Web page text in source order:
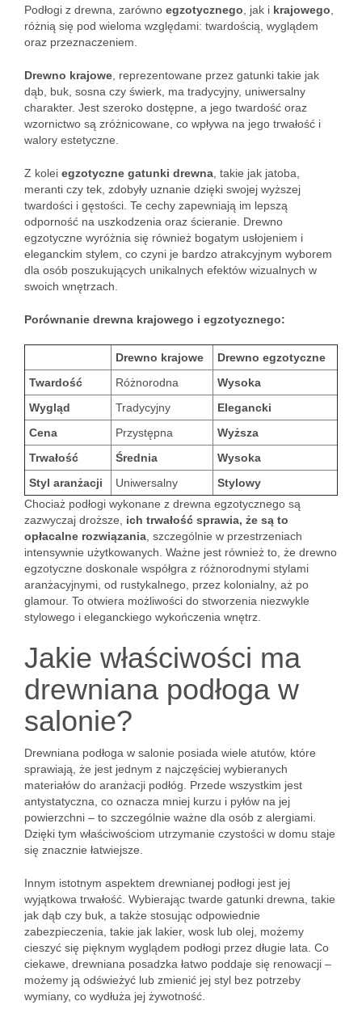
Podłogi z drewna, zarówno egzotycznego , jak i krajowego
różnią się pod wieloma względami: twardością, wyglądem
oraz przeznaczeniem.
Drewno krajowe , reprezentowane przez gatunki takie jak
dąb, buk, sosna czy świerk, ma tradycyjny, uniwersalny
charakter. Jest szeroko dostępne, a jego twardość oraz
wzornictwo są zróżnicowane, co wpływa na jego trwałość i
walory estetyczne.
Z kolei egzotyczne gatunki drewna , takie jak jatoba,
meranti czy tek, zdobyły uznanie dzięki swojej wyższej
twardości i gęstości. Te cechy zapewniają im lepszą
odporność na uszkodzenia oraz ścieranie. Drewno
egzotyczne wyróżnia się również bogatym usłojeniem i
eleganckim stylem, co czyni je bardzo atrakcyjnym wyborem
dla osób poszukujących unikalnych efektów wizualnych w
swoich wnętrzach.
Porównanie drewna krajowego i egzotycznego:
Drewno krajowe
Drewno egzotyczne
Twardość
Różnorodna
Wysoka
Wygląd
Tradycyjny
Elegancki
Cena
Przystępna
Wyższa
Trwałość
Średnia
Wysoka
Styl aranżacji
Uniwersalny
Stylowy
Chociaż podłogi wykonane z drewna egzotycznego są
zazwyczaj droższe, ich trwałość sprawia, że są to
opłacalne rozwiązania , szczególnie w przestrzeniach
intensywnie użytkowanych. Ważne jest również to, że drewno
egzotyczne doskonale współgra z różnorodnymi stylami
aranżacyjnymi, od rustykalnego, przez kolonialny, aż po
glamour. To otwiera możliwości do stworzenia niezwykle
stylowego i eleganckiego wykończenia wnętrz.
Jakie właściwości ma
drewniana podłoga w
salonie?
Drewniana podłoga w salonie posiada wiele atutów, które
sprawiają, że jest jednym z najczęściej wybieranych
materiałów do aranżacji podłóg. Przede wszystkim jest
antystatyczna, co oznacza mniej kurzu i pyłów na jej
powierzchni – to szczególnie ważne dla osób z alergiami.
Dzięki tym właściwościom utrzymanie czystości w domu staje
się znacznie łatwiejsze.
Innym istotnym aspektem drewnianej podłogi jest jej
wyjątkowa trwałość. Wybierając twarde gatunki drewna, takie
jak dąb czy buk, a także stosując odpowiednie
zabezpieczenia, takie jak lakier, wosk lub olej, możemy
cieszyć się pięknym wyglądem podłogi przez długie lata. Co
ciekawe, drewniana posadzka łatwo poddaje się renowacji –
możemy ją odświeżyć lub zmienić jej styl bez potrzeby
wymiany, co wydłuża jej żywotność.